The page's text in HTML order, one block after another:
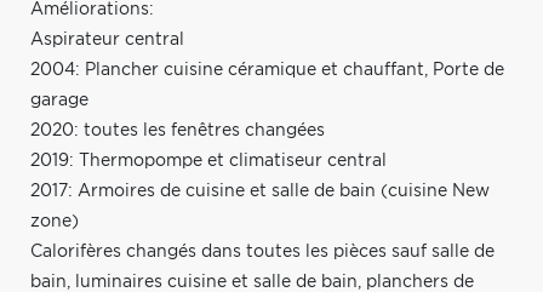
Améliorations:
Aspirateur central
2004: Plancher cuisine céramique et chauffant, Porte de
garage
2020: toutes les fenêtres changées
2019: Thermopompe et climatiseur central
2017: Armoires de cuisine et salle de bain (cuisine New
zone)
Calorifères changés dans toutes les pièces sauf salle de
bain, luminaires cuisine et salle de bain, planchers de